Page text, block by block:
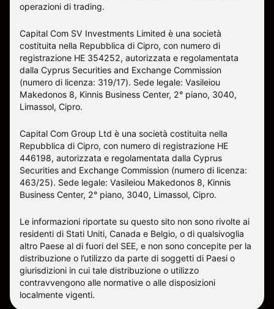
operazioni di trading.
Capital Com SV Investments Limited è una società
costituita nella Repubblica di Cipro, con numero di
registrazione HE 354252, autorizzata e regolamentata
dalla Cyprus Securities and Exchange Commission
(numero di licenza: 319/17). Sede legale: Vasileiou
Makedonos 8, Kinnis Business Center, 2° piano, 3040,
Limassol, Cipro.
Capital Com Group Ltd è una società costituita nella
Repubblica di Cipro, con numero di registrazione ΗΕ
446198, autorizzata e regolamentata dalla Cyprus
Securities and Exchange Commission (numero di licenza:
463/25). Sede legale: Vasileiou Makedonos 8, Kinnis
Business Center, 2° piano, 3040, Limassol, Cipro.
Le informazioni riportate su questo sito non sono rivolte ai
residenti di Stati Uniti, Canada e Belgio, o di qualsivoglia
altro Paese al di fuori del SEE, e non sono concepite per la
distribuzione o l’utilizzo da parte di soggetti di Paesi o
giurisdizioni in cui tale distribuzione o utilizzo
contravvengono alle normative o alle disposizioni
localmente vigenti.